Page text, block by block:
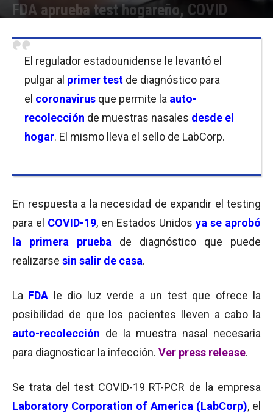
FDA aprueba test hogareño, COVID
El regulador estadounidense le levantó el
pulgar al primer test de diagnóstico para
el coronavirus que permite la auto-
recolección de muestras nasales desde el
hogar. El mismo lleva el sello de LabCorp.
En respuesta a la necesidad de expandir el testing
para el COVID-19, en Estados Unidos ya se aprobó
la primera prueba de diagnóstico que puede
realizarse sin salir de casa.
La FDA le dio luz verde a un test que ofrece la
posibilidad de que los pacientes lleven a cabo la
auto-recolección de la muestra nasal necesaria
para diagnosticar la infección. Ver press release.
Se trata del test COVID-19 RT-PCR de la empresa
Laboratory Corporation of America (LabCorp), el